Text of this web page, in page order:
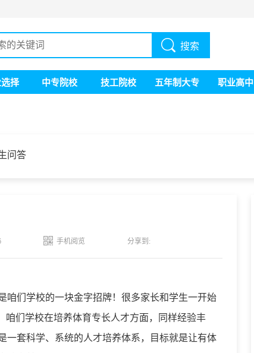
搜索
择 中专院校 技工院校 五年制大专 职业高中
问答
手机阅览 分享到:
咱们学校的一块金字招牌！很多家长和学生一开始
咱们学校在培养体育专长人才方面，同样经验丰
一套科学、系统的人才培养体系，目标就是让有体